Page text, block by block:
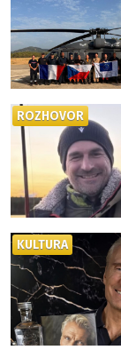
ROZHOVOR
KULTURA